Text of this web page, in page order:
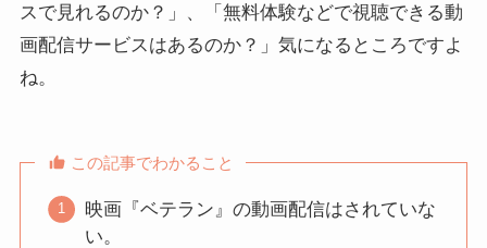
スで見れるのか？」、「無料体験などで視聴できる動
画配信サービスはあるのか？」気になるところですよ
ね。
この記事でわかること
映画『ベテラン』の動画配信はされていな
い。